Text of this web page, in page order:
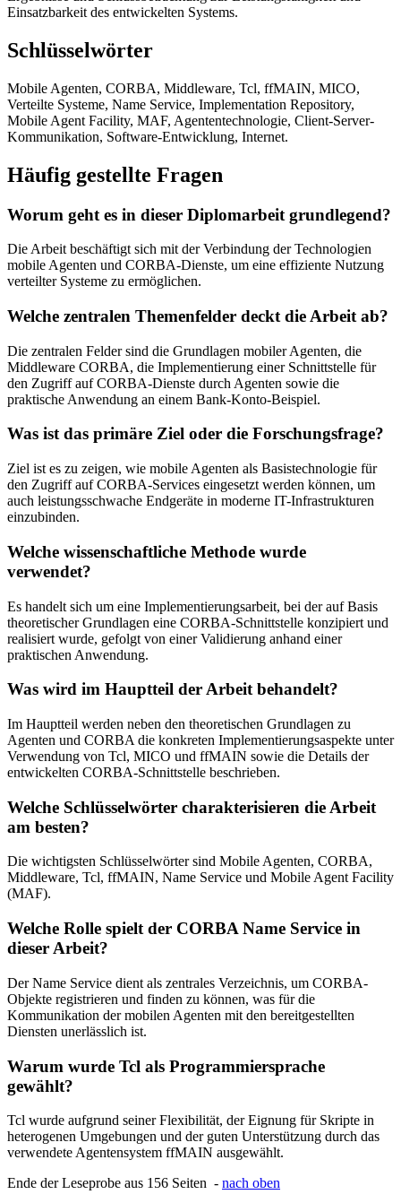
Einsatzbarkeit des entwickelten Systems.
Schlüsselwörter
Mobile Agenten, CORBA, Middleware, Tcl, ffMAIN, MICO,
Verteilte Systeme, Name Service, Implementation Repository,
Mobile Agent Facility, MAF, Agententechnologie, Client-Server-
Kommunikation, Software-Entwicklung, Internet.
Häufig gestellte Fragen
Worum geht es in dieser Diplomarbeit grundlegend?
Die Arbeit beschäftigt sich mit der Verbindung der Technologien
mobile Agenten und CORBA-Dienste, um eine effiziente Nutzung
verteilter Systeme zu ermöglichen.
Welche zentralen Themenfelder deckt die Arbeit ab?
Die zentralen Felder sind die Grundlagen mobiler Agenten, die
Middleware CORBA, die Implementierung einer Schnittstelle für
den Zugriff auf CORBA-Dienste durch Agenten sowie die
praktische Anwendung an einem Bank-Konto-Beispiel.
Was ist das primäre Ziel oder die Forschungsfrage?
Ziel ist es zu zeigen, wie mobile Agenten als Basistechnologie für
den Zugriff auf CORBA-Services eingesetzt werden können, um
auch leistungsschwache Endgeräte in moderne IT-Infrastrukturen
einzubinden.
Welche wissenschaftliche Methode wurde
verwendet?
Es handelt sich um eine Implementierungsarbeit, bei der auf Basis
theoretischer Grundlagen eine CORBA-Schnittstelle konzipiert und
realisiert wurde, gefolgt von einer Validierung anhand einer
praktischen Anwendung.
Was wird im Hauptteil der Arbeit behandelt?
Im Hauptteil werden neben den theoretischen Grundlagen zu
Agenten und CORBA die konkreten Implementierungsaspekte unter
Verwendung von Tcl, MICO und ffMAIN sowie die Details der
entwickelten CORBA-Schnittstelle beschrieben.
Welche Schlüsselwörter charakterisieren die Arbeit
am besten?
Die wichtigsten Schlüsselwörter sind Mobile Agenten, CORBA,
Middleware, Tcl, ffMAIN, Name Service und Mobile Agent Facility
(MAF).
Welche Rolle spielt der CORBA Name Service in
dieser Arbeit?
Der Name Service dient als zentrales Verzeichnis, um CORBA-
Objekte registrieren und finden zu können, was für die
Kommunikation der mobilen Agenten mit den bereitgestellten
Diensten unerlässlich ist.
Warum wurde Tcl als Programmiersprache
gewählt?
Tcl wurde aufgrund seiner Flexibilität, der Eignung für Skripte in
heterogenen Umgebungen und der guten Unterstützung durch das
verwendete Agentensystem ffMAIN ausgewählt.
Ende der Leseprobe aus 156 Seiten - nach oben